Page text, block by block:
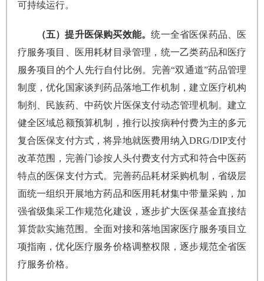
可持续运行。
（五）提升医保购买效能。统一全省医保药品、医
疗服务项目、医用耗材目录管理，统一乙类药品和医疗
服务项目的个人先行自付比例。完善“双通道”药品管理
制度，优化国家谈判药品落地工作机制，建立医疗机构
制剂、民族药、中药饮片医保支付动态管理机制。建立
健全区域总额预算机制，推行以按病种付费为主的多元
复合医保支付方式，将异地就医费用纳入DRG/DIP支付
改革范围，完善门诊按人头付费支付方式和符合中医药
特点的医保支付方式。完善药品耗材采购机制，省级层
面统一组织开展地方药品和医用耗材集中带量采购，加
强省级集采工作规范化建设，逐步扩大医保基金直接结
算货款实施范围。全面对接和落地国家医疗服务项目立
项指南，优化医疗服务价格调整权限，逐步规范全省医
疗服务价格。